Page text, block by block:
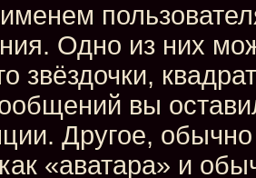
Одно из них
звёздочки,
вы
Другое,
«аватара» и